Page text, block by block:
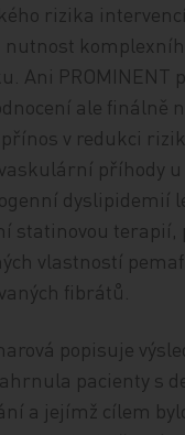
rizika
nutnost
Ani PROMINENT
ale finálně
v redukci
příhody
dyslipidemií
statinovou terapií,
vlastností
fibrátů.
popisuje
pacienty s
a jejímž cílem